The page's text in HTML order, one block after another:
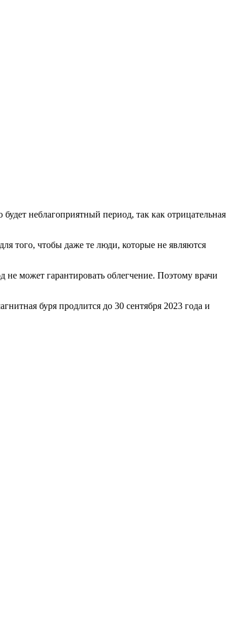
неблагоприятный период, так как отрицательная
того, чтобы даже те люди, которые не являются
не может гарантировать облегчение. Поэтому врачи
буря продлится до 30 сентября 2023 года и